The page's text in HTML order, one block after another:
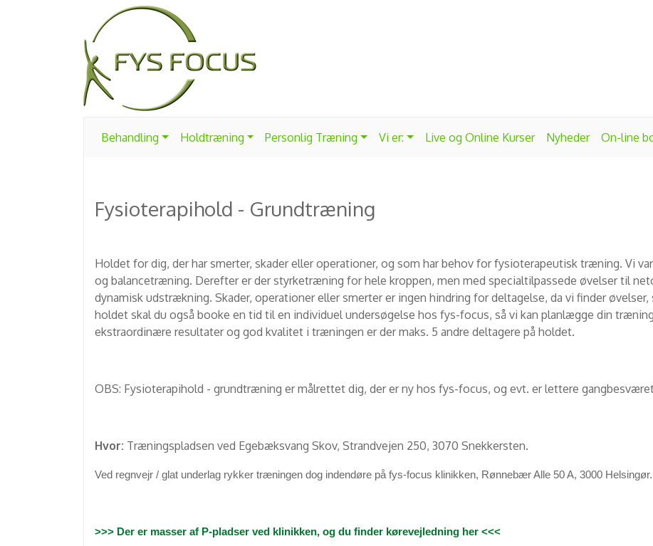
Behandling Holdtræning Personlig Træning Vi er: Live og Online Kurser Nyheder On-line
Fysioterapihold - Grundtræning
Holdet for dig, der har smerter, skader eller operationer, og som har behov for fysioterapeutisk træning. Vi
og balancetræning. Derefter er der styrketræning for hele kroppen, men med specialtilpassede øvelser til
dynamisk udstrækning. Skader, operationer eller smerter er ingen hindring for deltagelse, da vi finder øvelser,
holdet skal du også booke en tid til en individuel undersøgelse hos fys-focus, så vi kan planlægge din
ekstraordinære resultater og god kvalitet i træningen er der maks. 5 andre deltagere på holdet.
OBS: Fysioterapihold - grundtræning er målrettet dig, der er ny hos fys-focus, og evt. er lettere
Hvor: Træningspladsen ved Egebæksvang Skov, Strandvejen 250, 3070 Snekkersten.
Ved regnvejr / glat underlag rykker træningen dog indendøre på fys-focus klinikken, Rønnebær Alle 50 A, 3000 Helsingør.
>>> Der er masser af P-pladser ved klinikken, og du finder kørevejledning her <<<